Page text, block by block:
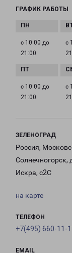
ГРАФИК РАБОТЫ
с 10:00 до
21:00
с
с 10:00 до
21:00
с
ЗЕЛЕНОГРАД
Россия,
Солнечногорск,
Искра, с2С
на карте
ТЕЛЕФОН
+7(495) 660-11-
EMAIL